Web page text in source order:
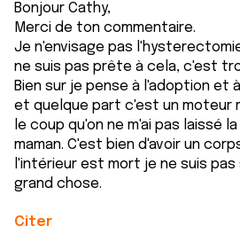
Bonjour Cathy,
Merci de ton commentaire.
Je n'envisage pas
ne suis pas prête à cela, c'est
Bien sur je pense à l'adoption et
et quelque part c'est un moteur
le coup qu'on ne m'ai pas laissé
maman. C'est bien d'avoir un
l'intérieur est mort je ne suis
grand chose.
Citer